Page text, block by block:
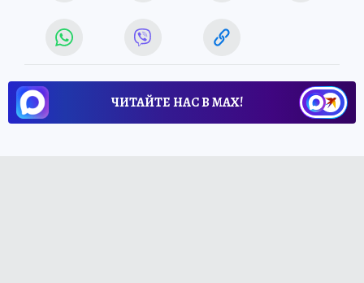
ЧИТАЙТЕ НАС В МАХ!